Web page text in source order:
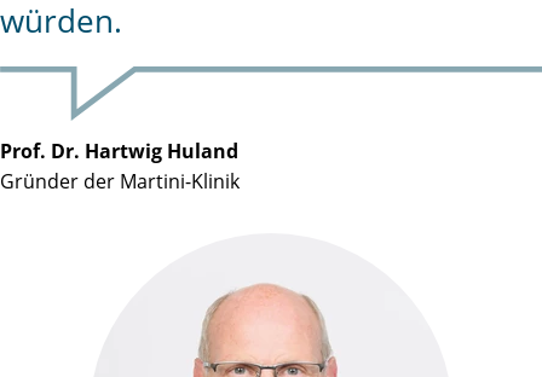
würden.
Prof. Dr. Hartwig Huland
Gründer der Martini-Klinik